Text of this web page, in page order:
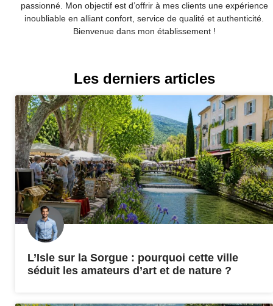
passionné. Mon objectif est d’offrir à mes clients une expérience
inoubliable en alliant confort, service de qualité et authenticité.
Bienvenue dans mon établissement !
Les derniers articles
L’Isle sur la Sorgue : pourquoi cette ville
séduit les amateurs d’art et de nature ?